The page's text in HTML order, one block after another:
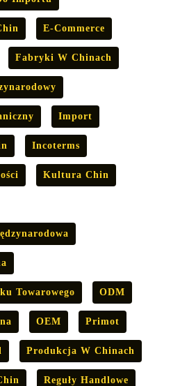
E-Commerce
Fabryki W Chinach
Import
Incoterms
Kultura Chin
Towarowego ODM
OEM Primot
Produkcja W Chinach
Reguły Handlowe